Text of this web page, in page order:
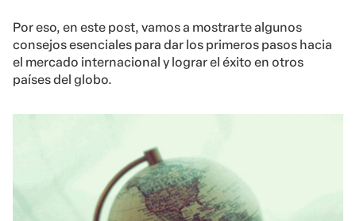
Por eso, en este post, vamos a mostrarte algunos
consejos esenciales para dar los primeros pasos hacia
el mercado internacional y lograr el éxito en otros
países del globo.